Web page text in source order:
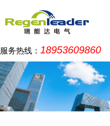
服务热线： 18953609860